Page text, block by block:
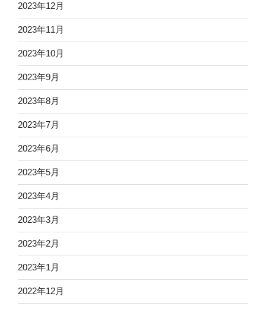
2023年12月
2023年11月
2023年10月
2023年9月
2023年8月
2023年7月
2023年6月
2023年5月
2023年4月
2023年3月
2023年2月
2023年1月
2022年12月